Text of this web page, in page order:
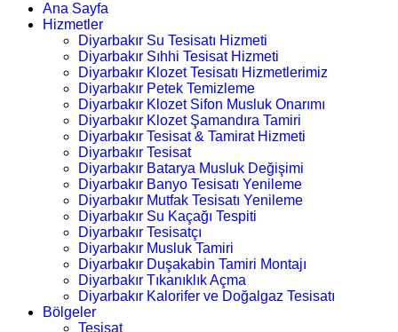
Ana Sayfa
Hizmetler
Diyarbakır Su Tesisatı Hizmeti
Diyarbakır Sıhhi Tesisat Hizmeti
Diyarbakır Klozet Tesisatı Hizmetlerimiz
Diyarbakır Petek Temizleme
Diyarbakır Klozet Sifon Musluk Onarımı
Diyarbakır Klozet Şamandıra Tamiri
Diyarbakır Tesisat & Tamirat Hizmeti
Diyarbakır Tesisat
Diyarbakır Batarya Musluk Değişimi
Diyarbakır Banyo Tesisatı Yenileme
Diyarbakır Mutfak Tesisatı Yenileme
Diyarbakır Su Kaçağı Tespiti
Diyarbakır Tesisatçı
Diyarbakır Musluk Tamiri
Diyarbakır Duşakabin Tamiri Montajı
Diyarbakır Tıkanıklık Açma
Diyarbakır Kalorifer ve Doğalgaz Tesisatı
Bölgeler
Tesisat